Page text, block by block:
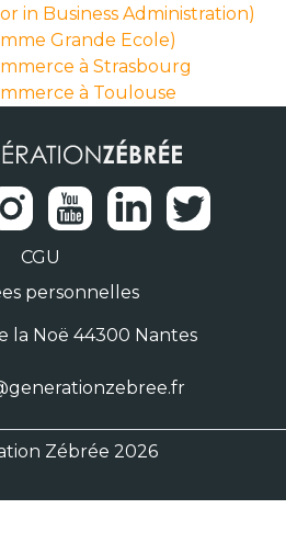
in Business Administration)
Grande Ecole)
à Strasbourg
à Toulouse
CGU
personnelles
la Noë 44300 Nantes
Zébrée 2026